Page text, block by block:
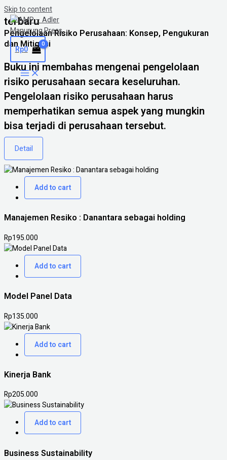
Skip to content
Rp0
terbaru
Pengelolaan Risiko Perusahaan: Konsep, Pengukuran
dan Mitigasi
Buku ini membahas mengenai pengelolaan
risiko perusahaan secara keseluruhan.
Pengelolaan risiko perusahaan harus
memperhatikan semua aspek yang mungkin
bisa terjadi di perusahaan tersebut.
Detail
Add to cart
Manajemen Resiko : Danantara sebagai holding
Rp195.000
Add to cart
Model Panel Data
Rp135.000
Add to cart
Kinerja Bank
Rp205.000
Add to cart
Business Sustainability